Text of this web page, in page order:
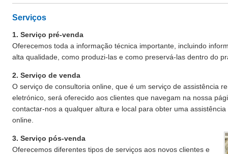
Serviços
1. Serviço pré-venda
Oferecemos toda a informação técnica importante, incluindo
alta qualidade, como produzi-las e como preservá-las dentro do
2. Serviço de venda
O serviço de consultoria online, que é um serviço de assistência
eletrónico, será oferecido aos clientes que navegam na nossa
contactar-nos a qualquer altura e local para obter uma
online.
3. Serviço pós-venda
Oferecemos diferentes tipos de serviços aos novos clientes e